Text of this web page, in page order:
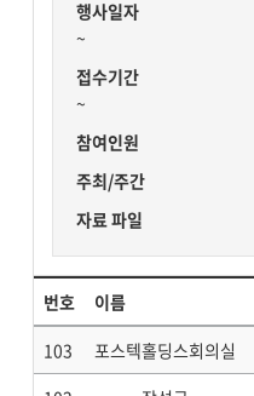
행사일자
~
접수기간
~
참여인원
주최/주간
자료 파일
번호 이름
103
포스텍홀딩스회의실